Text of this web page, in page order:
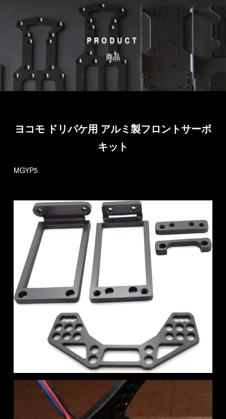
PRODUCT
商品
ヨコモ ドリパケ用 アルミ製フロントサーボ
キット
MGYP5